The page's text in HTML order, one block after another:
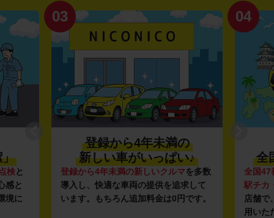
」
検と
感と
境に
03
登録から4年未満の
新しい車がいっぱい♪
登録から4年未満の新しいクルマを多数
導入し、快適な車両の提供を追求して
います。もちろん追加料金は0円です。
04
全
全国47
駅チカ
店舗で
用いた